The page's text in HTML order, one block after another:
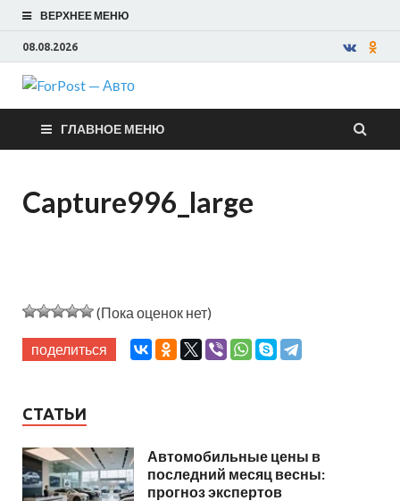
ВЕРХНЕЕ МЕНЮ
08.08.2026
ForPost —
Авто
ГЛАВНОЕ МЕНЮ
Capture996_large
(Пока оценок нет)
поделиться
СТАТЬИ
Автомобильные цены в
последний месяц весны:
прогноз экспертов